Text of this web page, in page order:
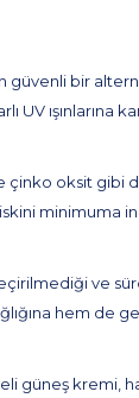
güvenli bir
ışınlarına
çinko oksit gibi
minimuma
ve
hem de
güneş kremi,